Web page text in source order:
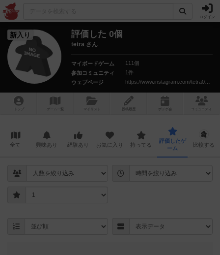
ログイン
新入り 評価した 0個
tetra さん
マイボードゲーム
111個
参加コミュニティ
1件
ウェブページ
トップ ゲーム一覧 マイリスト 投稿履歴 ボ ドゲ コミュニティ
全て 興味あり 経験あり お気に入り 持ってる
評価したゲ
ーム
比較する